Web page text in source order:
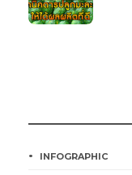
INFOGRAPHIC